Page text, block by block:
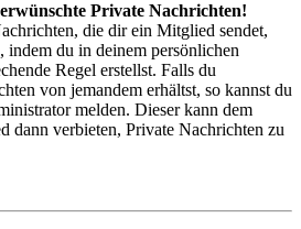
Private Nachrichten!
die dir ein Mitglied sendet,
indem du in deinem persönlichen
Regel erstellst. Falls du
von jemandem erhältst, so kannst du
melden. Dieser kann dem
dann verbieten, Private Nachrichten zu